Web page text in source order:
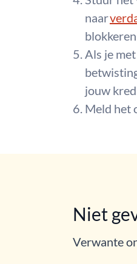
naar
Als je
jouw
Meld het
Niet
Verwante